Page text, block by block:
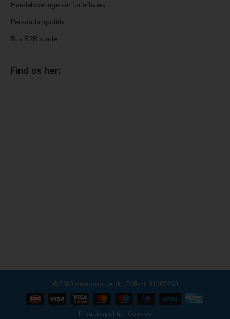
Handelsbetingelser for erhverv
Persondatapolitik
Bliv B2B kunde
Find os her:
©2010 www.goblue.dk · CVR-nr: 31267250
Privatlivspolitik · Cookies